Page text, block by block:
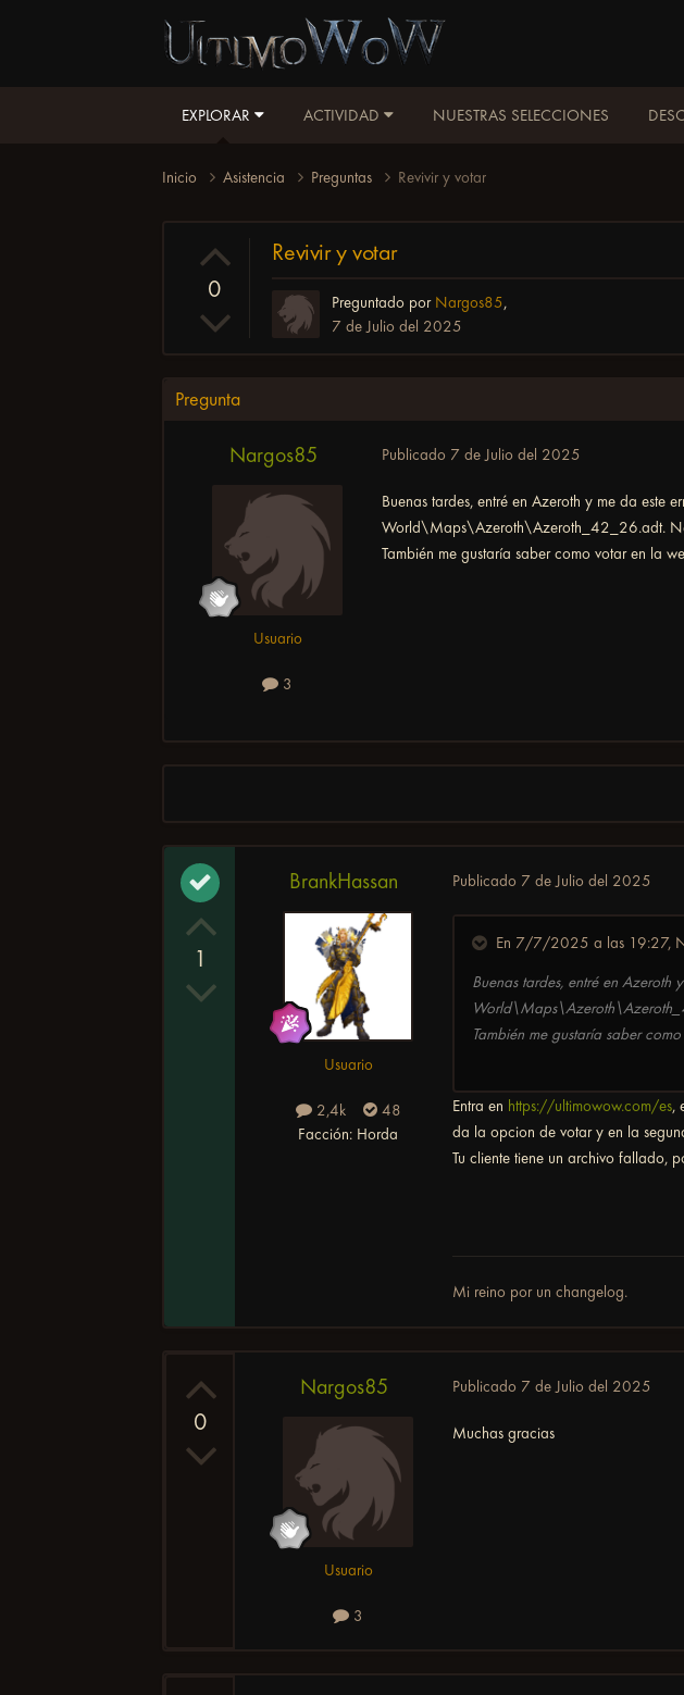
EXPLORAR ACTIVIDAD NUESTRAS SELECCIONES
Inicio Asistencia Preguntas Revivir y votar
0
Revivir y votar
Preguntado por Nargos85,
7 de Julio del 2025
Pregunta
Nargos85
Usuario
3
Publicado 7 de Julio del 2025
Buenas tardes, entré en Azeroth y me da este
World\Maps\Azeroth\Azeroth_42_26.adt.
También me gustaría saber como votar en la
1
BrankHassan
Usuario
2,4k
48
Facción: Horda
Publicado 7 de Julio del 2025
En 7/7/2025 a las 19:27,
Buenas tardes, entré en
También me gustaría saber
Entra en https://ultimowow.com/es,
da la opcion de votar y en la
Tu cliente tiene un archivo fallado,
Mi reino por un changelog.
0
Nargos85
Usuario
3
Publicado 7 de Julio del 2025
Muchas gracias